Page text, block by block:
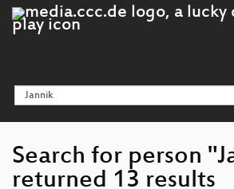
Search for person
returned 13 results